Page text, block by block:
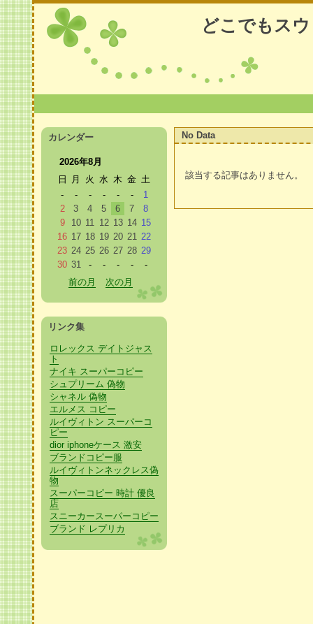
どこでもス
No Data
該当する記事はありません。
前のページ 次のページ
カレンダー
2026年8月
日
月 火 水 木 金 土
-
- - - - -
1
2
3 4 5 6 7
8
9
10 11 12 13 14 15
16 17 18 19 20 21 22
23 24 25 26 27 28 29
30 31 - - - -
-
前の月
次の月
リンク集
ロレックス デイトジャス
ト
ナイキ スーパーコピー
シュプリーム 偽物
シャネル 偽物
エルメス コピー
ルイヴィトン スーパーコ
ピー
dior iphoneケース 激安
ブランドコピー服
ルイヴィトンネックレス偽
物
スーパーコピー 時計 優良
店
スニーカースーパーコピー
ブランド レプリカ